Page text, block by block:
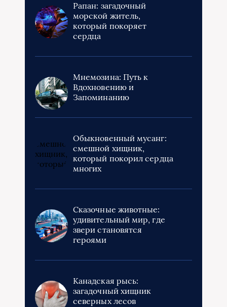
Рапан: загадочный
морской житель,
который покоряет
сердца
Мнемозина: Путь к
Вдохновению и
Запоминанию
Обыкновенный мусанг:
смешной хищник,
который покорил сердца
многих
Сказочные животные:
удивительный мир, где
звери становятся
героями
Канадская рысь:
загадочный хищник
северных лесов